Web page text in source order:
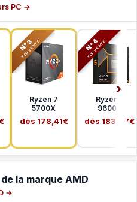
PC →
N°3
TOP VENTE
Ryzen 7
5700X
dès 178,41€
N°4
TOP VENTE
Ryzen 5
9600X
dès 183,37€
la marque AMD
→